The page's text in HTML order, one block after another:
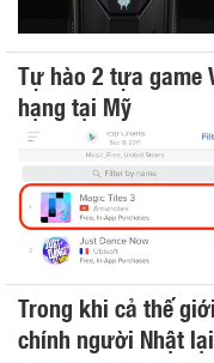
Tự hào 2 tựa game
hạng tại Mỹ
Trong khi cả thế
chính người Nhật